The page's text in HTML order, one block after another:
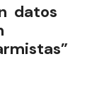
datos